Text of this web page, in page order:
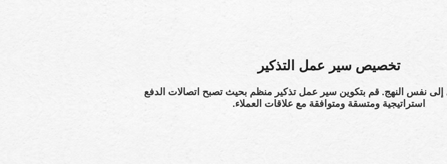
تخصيص سير عمل التذكير
إلى نفس النهج. قم بتكوين سير عمل تذكير منظم بحيث تصبح اتصالات الدفع
استراتيجية ومتسقة ومتوافقة مع علاقات العملاء.